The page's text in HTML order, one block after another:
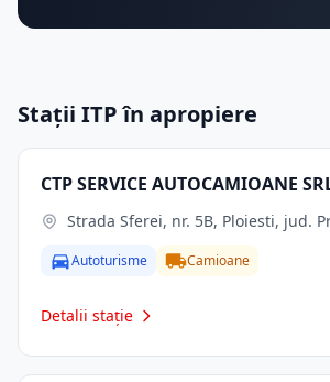
Stații ITP în apropiere
CTP SERVICE AUTOCAMIOANE
Strada Sferei, nr. 5B, Ploiesti, jud.
Autoturisme Camioane
Detalii stație